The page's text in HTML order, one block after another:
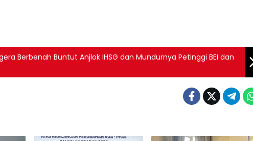
Berbenah Buntut Anjlok IHSG dan Mundurnya Petinggi BEI dan